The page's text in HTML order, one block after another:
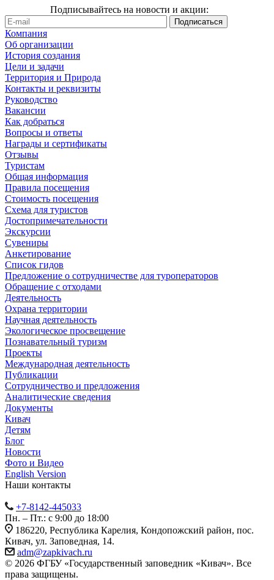
Подписывайтесь на новости и акции:
Компания
Об организации
История создания
Цели и задачи
Территория и Природа
Контакты и реквизиты
Руководство
Вакансии
Как добраться
Вопросы и ответы
Награды и сертификаты
Отзывы
Туристам
Общая информация
Правила посещения
Стоимость посещения
Схема для туристов
Достопримечательности
Экскурсии
Сувениры
Анкетирование
Список гидов
Предложение о сотрудничестве для туроператоров
Обращение с отходами
Деятельность
Охрана территории
Научная деятельность
Экологическое просвещение
Познавательный туризм
Проекты
Международная деятельность
Публикации
Сотрудничество и предложения
Аналитические сведения
Документы
Кивач
Детям
Блог
Новости
Фото и Видео
English Version
Наши контакты
+7-8142-445033
Пн. – Пт.: с 9:00 до 18:00
186220, Республика Карелия, Кондопожский район, пос.
Кивач, ул. Заповедная, 14.
adm@zapkivach.ru
© 2026 ФГБУ «Государственный заповедник «Кивач». Все
права защищены.